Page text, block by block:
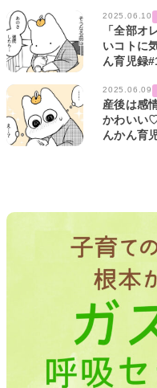
2025.06.10
「全部オ
いコトに
ん育児録
2025.06.09
産後は感
かわいい
んかん育